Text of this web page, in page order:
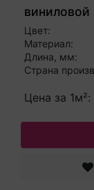
виниловой
Цвет:
Материал:
Длина, мм:
Страна
Цена за 1м²: